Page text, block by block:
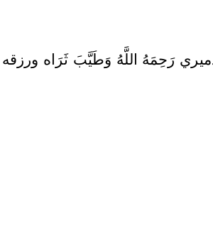
رَحِمَهُ اللَّهُ وَطَيَّبَ ثَرَاه